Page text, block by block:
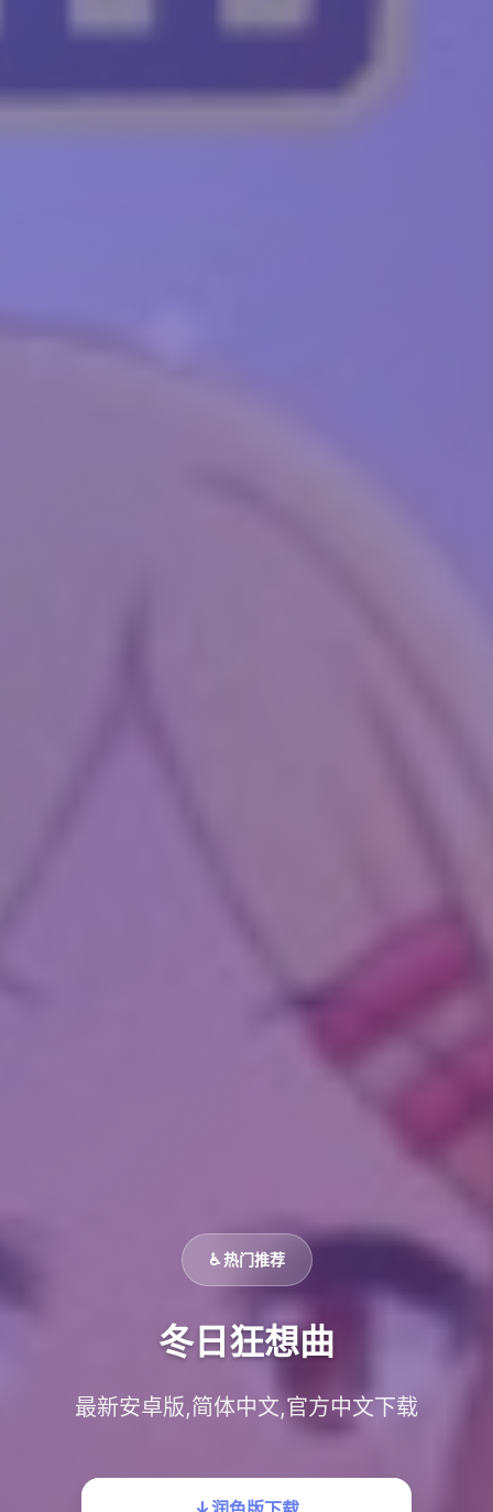
♿ 热门推荐
冬日狂想曲
最新安卓版,简体中文,官方中文下载